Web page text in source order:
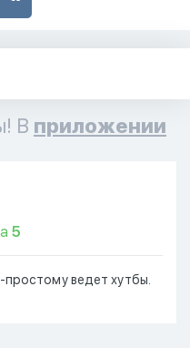
В приложении
5
ведет хутбы.